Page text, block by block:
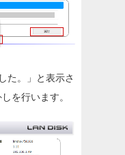
た。」と表示さ
を行います。